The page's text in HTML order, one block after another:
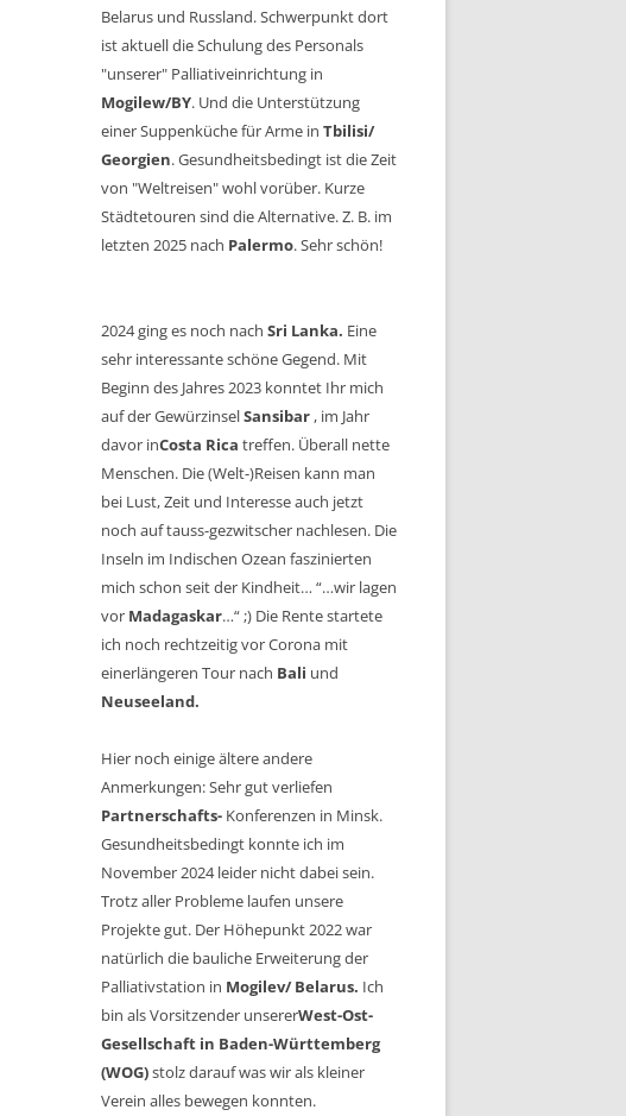
Belarus und Russland. Schwerpunkt dort
ist aktuell die Schulung des Personals
"unserer" Palliativeinrichtung in
Mogilew/BY. Und die Unterstützung
einer Suppenküche für Arme in Tbilisi/
Georgien. Gesundheitsbedingt ist die Zeit
von "Weltreisen" wohl vorüber. Kurze
Städtetouren sind die Alternative. Z. B. im
letzten 2025 nach Palermo. Sehr schön!
2024 ging es noch nach Sri Lanka. Eine
sehr interessante schöne Gegend. Mit
Beginn des Jahres 2023 konntet Ihr mich
auf der GewürzinselSansibar , im Jahr
davor inCosta Rica treffen. Überall nette
Menschen. Die (Welt-)Reisen kann man
bei Lust, Zeit und Interesse auch jetzt
noch auf tauss-gezwitscher nachlesen. Die
Inseln im Indischen Ozean faszinierten
mich schon seit der Kindheit… “…wir lagen
vor Madagaskar…“ ;) Die Rente startete
ich noch rechtzeitig vor Corona mit
einerlängeren Tour nach Bali und
Neuseeland.
Hier noch einige ältere andere
Anmerkungen: Sehr gut verliefen
Partnerschafts- Konferenzen in Minsk.
Gesundheitsbedingt konnte ich im
November 2024 leider nicht dabei sein.
Trotz aller Probleme laufen unsere
Projekte gut. Der Höhepunkt 2022 war
natürlich die bauliche Erweiterung der
Palliativstation in Mogilev/ Belarus. Ich
bin als Vorsitzender unsererWest-Ost-
Gesellschaft in Baden-Württemberg
(WOG)stolz darauf was wir als kleiner
Verein alles bewegen konnten.